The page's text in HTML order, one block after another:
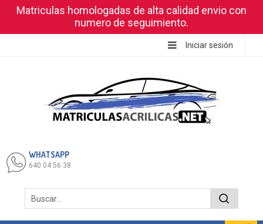
Matriculas homologadas de alta calidad envio con
numero de seguimiento.
Iniciar sesión
WHATSAPP
640 04 56 38